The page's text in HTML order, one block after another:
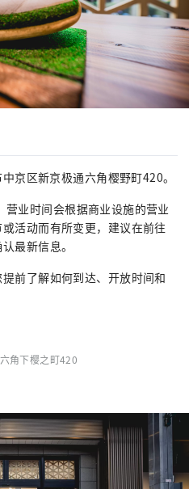
京区新京极通六角樱野町420。
业时间会根据商业设施的营业
活动而有所变更，建议在前往
最新信息。
前了解如何到达、开放时间和
角下樱之町420